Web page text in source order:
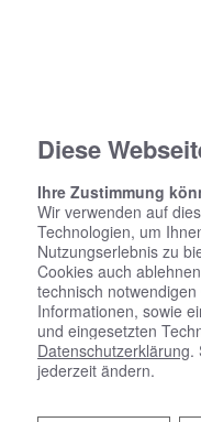
Diese
Ihre Zustimmung
Wir verwenden auf
Technologien, um
Nutzungserlebnis zu
Cookies auch
technisch
Informationen, sowie
und eingesetzten
Datenschutzerklärung.
jederzeit ändern.